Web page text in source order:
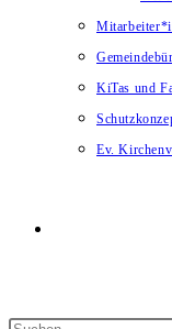
KiTas und
Ev.